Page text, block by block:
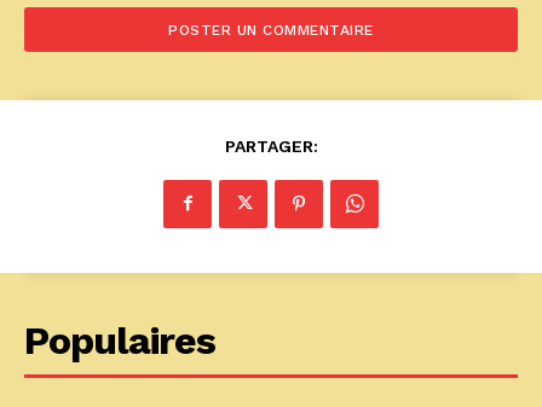
PARTAGER:
Populaires